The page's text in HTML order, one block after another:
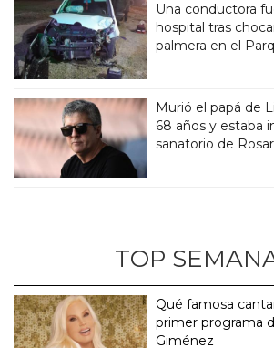
Una conductora
hospital tras
palmera en el
Murió el papá de
68 años y estaba
sanatorio de
TOP
Qué famosa
primer programa
Giménez